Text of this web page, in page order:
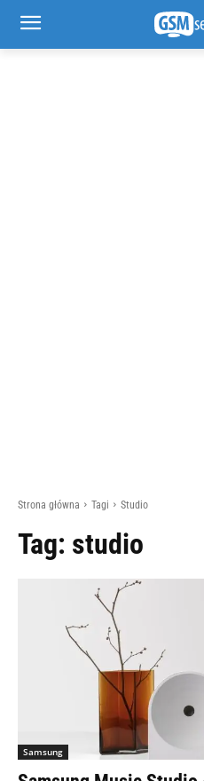
Strona główna Tagi Studio
Tag: studio
Samsung